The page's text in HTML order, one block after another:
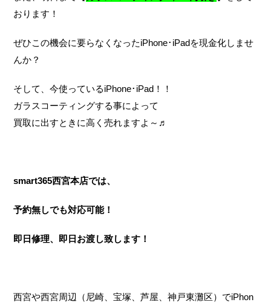
おります！
ぜひこの機会に要らなくなったiPhone･iPadを現金化しませ
んか？
そして、今使っているiPhone･iPad！！
ガラスコーティングする事によって
買取に出すときに高く売れますよ～♬
smart365西宮本店では、
予約無しでも対応可能！
即日修理、即日お渡し致します！
西宮や西宮周辺（尼崎、宝塚、芦屋、神戸東灘区）でiPhon